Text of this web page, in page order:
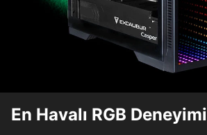
En Havalı RGB Deneyimi